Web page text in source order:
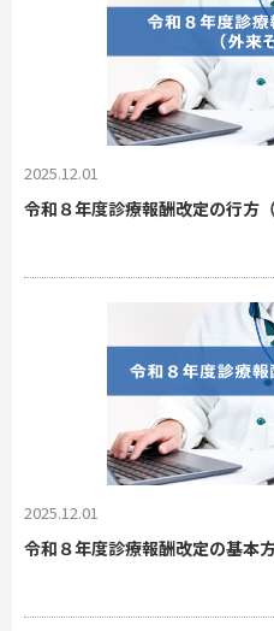
2025.12.01
令和８年度診療報酬改定の行方（
2025.12.01
令和８年度診療報酬改定の基本